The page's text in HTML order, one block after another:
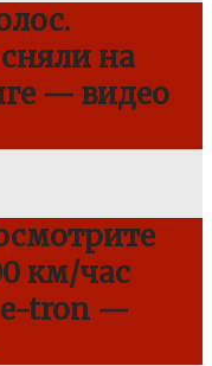
на
— видео
км/час
e-tron —